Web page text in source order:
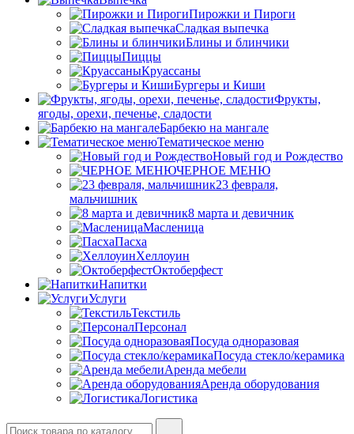
Пирожки и Пироги
Сладкая выпечка
Блины и блинчики
Пиццы
Круасcаны
Бургеры и Киши
Фрукты,
ягоды, орехи, печенье, сладости
Барбекю на мангале
Тематическое меню
Новый год и Рождество
ЧЕРНОЕ МЕНЮ
23 февраля,
мальчишник
8 марта и девичник
Масленица
Пасха
Хеллоуин
Октоберфест
Напитки
Услуги
Текстиль
Персонал
Посуда одноразовая
Посуда стекло/керамика
Аренда мебели
Аренда оборудования
Логистика